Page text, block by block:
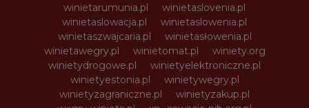
winietarumunia.pl
winietaslovenia.pl
winietaslowacja.pl
winietaslowenia.pl
winietaszwajcaria.pl
winietasłowenia.pl
winietawegry.pl
winietomat.pl
winiety.org
winietydrogowe.pl
winietyelektroniczne.pl
winietyestonia.pl
winietywegry.pl
winietyzagraniczne.pl
winietyzakup.pl